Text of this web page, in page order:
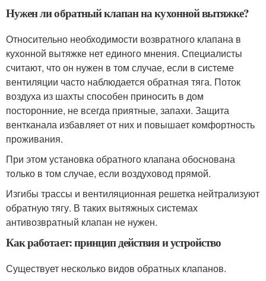
Нужен ли обратный клапан на кухонной вытяжке?
Относительно необходимости возвратного клапана в
кухонной вытяжке нет единого мнения. Специалисты
считают, что он нужен в том случае, если в системе
вентиляции часто наблюдается обратная тяга. Поток
воздуха из шахты способен приносить в дом
посторонние, не всегда приятные, запахи. Защита
вентканала избавляет от них и повышает комфортность
проживания.
При этом установка обратного клапана обоснована
только в том случае, если воздуховод прямой.
Изгибы трассы и вентиляционная решетка нейтрализуют
обратную тягу. В таких вытяжных системах
антивозвратный клапан не нужен.
Как работает: принцип действия и устройство
Существует несколько видов обратных клапанов.